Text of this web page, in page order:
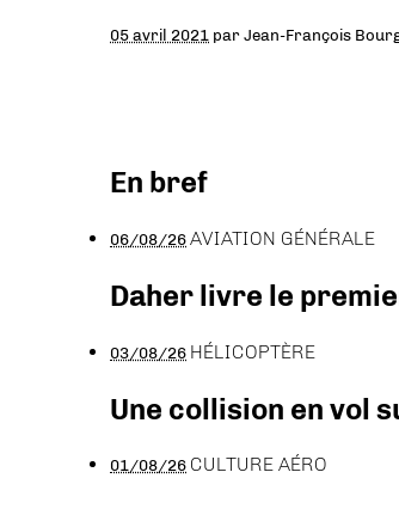
05 avril 2021 parJean-François
En bref
06/08/26AVIATION GÉNÉRALE
Daher livre le
03/08/26 HÉLICOPTÈRE
Une collision en vol
01/08/26 CULTURE AÉRO